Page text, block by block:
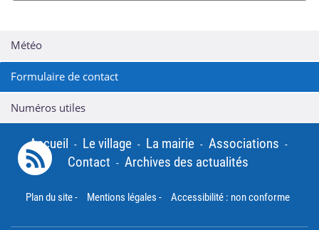
Météo
Formulaire de contact
Numéros utiles
Accueil - Le village - La mairie - Associations -
Contact - Archives des actualités
Plan du site- Mentions légales - Accessibilité : non conforme